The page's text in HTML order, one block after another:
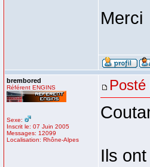
Merci
brembored
Référent ENGINS
Sexe:
Inscrit le: 07 Juin 2005
Messages: 12099
Localisation: Rhône-Alpes
Ils